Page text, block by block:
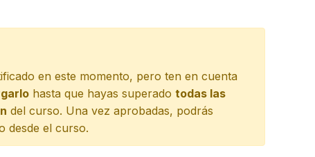
en este momento, pero ten en cuenta
hasta que hayas superado todas las
del curso. Una vez aprobadas, podrás
desde el curso.